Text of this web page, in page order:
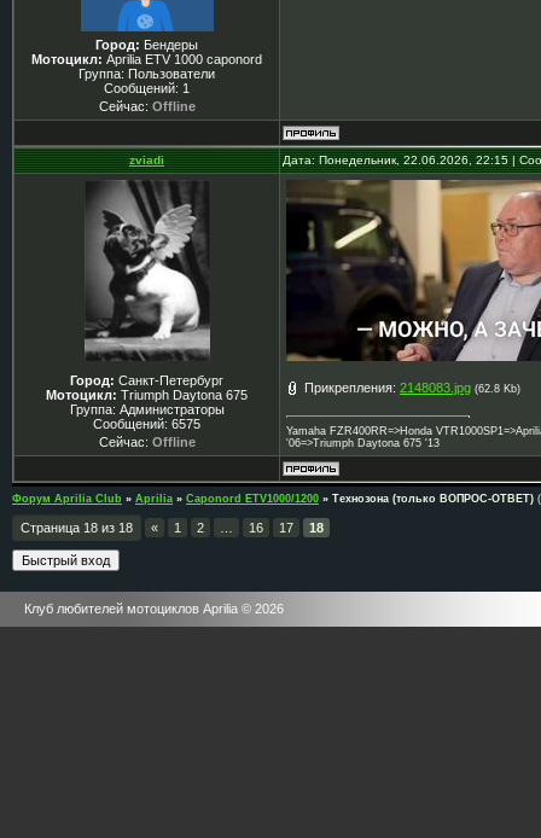
Город: Бендеры
Мотоцикл: Aprilia ETV 1000 caponord
Группа: Пользователи
Сообщений: 1
Сейчас: Offline
zviadi Дата: Понедельник, 22.06.2026, 22:15 |
Город: Санкт-Петербург
Мотоцикл: Triumph Daytona 675
Группа: Администраторы
Сообщений: 6575
Сейчас: Offline
Прикрепления: 2148083.jpg (62.8 Kb)
Yamaha FZR400RR=>Honda
'06=>Triumph Daytona 675 '13
Форум Aprilia Club » Aprilia » Caponord ETV1000/1200 » Технозона (только ВОПРОС-ОТВЕТ)
Страница 18 из 18 « 1 2 16 17 18
Клуб любителей мотоциклов Aprilia © 2026